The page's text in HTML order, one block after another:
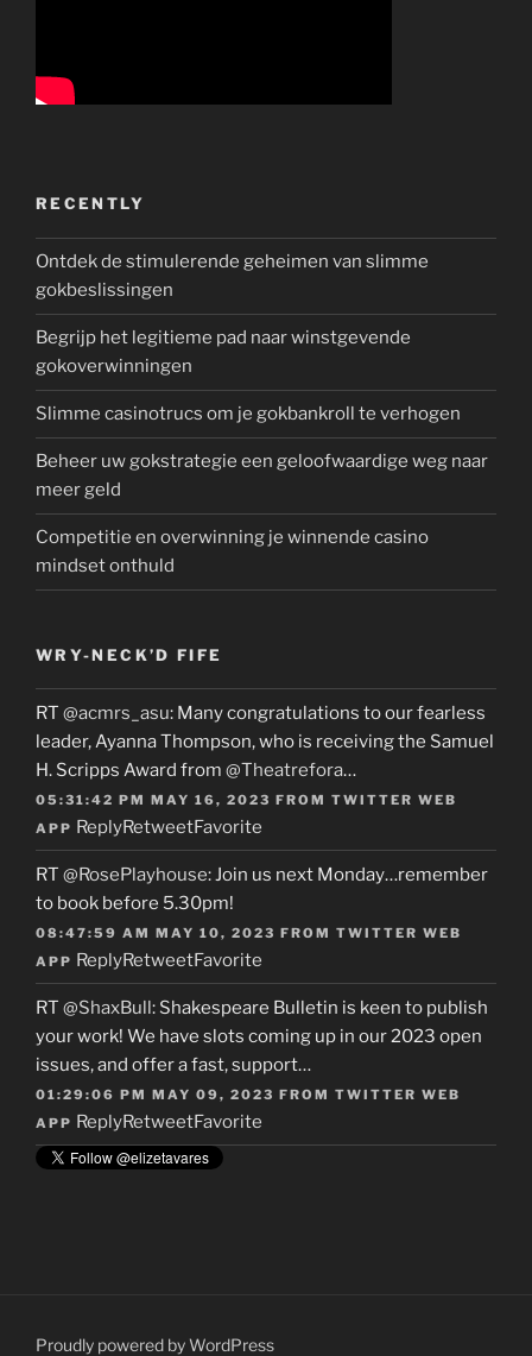
RECENTLY
Ontdek de stimulerende geheimen van slimme
gokbeslissingen
Begrijp het legitieme pad naar winstgevende
gokoverwinningen
Slimme casinotrucs om je gokbankroll te verhogen
Beheer uw gokstrategie een geloofwaardige weg naar
meer geld
Competitie en overwinning je winnende casino
mindset onthuld
WRY-NECK’D FIFE
RT @acmrs_asu: Many congratulations to our fearless
leader, Ayanna Thompson, who is receiving the Samuel
H. Scripps Award from @Theatrefora…
05:31:42 PM MAY 16, 2023 FROM TWITTER WEB
APP ReplyRetweetFavorite
RT @RosePlayhouse: Join us next Monday…remember
to book before 5.30pm!
08:47:59 AM MAY 10, 2023 FROM TWITTER WEB
APP ReplyRetweetFavorite
RT @ShaxBull: Shakespeare Bulletin is keen to publish
your work! We have slots coming up in our 2023 open
issues, and offer a fast, support…
01:29:06 PM MAY 09, 2023 FROM TWITTER WEB
APP ReplyRetweetFavorite
Proudly powered by WordPress